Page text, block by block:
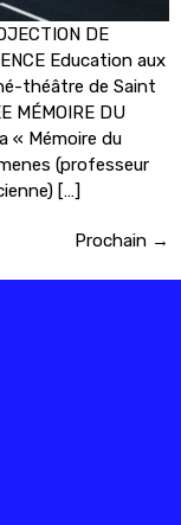
DE
Education aux
théâtre de Saint
MÉMOIRE DU
« Mémoire du
(professeur
[…]
Prochain →